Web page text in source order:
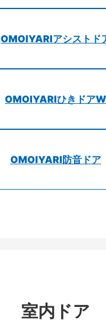
OMOIYARIアシストド
OMOIYARIひきドアW
OMOIYARI防音ドア
室内ドア